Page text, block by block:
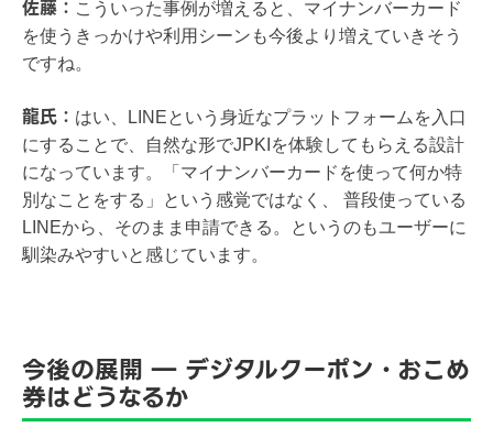
佐藤： こういった事例が増えると、マイナンバーカード
を使うきっかけや利用シーンも今後より増えていきそう
ですね。
龍氏： はい、LINEという身近なプラットフォームを入口
にすることで、自然な形でJPKIを体験してもらえる設計
になっています。「マイナンバーカードを使って何か特
別なことをする」という感覚ではなく、 普段使っている
LINEから、そのまま申請できる。というのもユーザーに
馴染みやすいと感じています。
今後の展開 ― デジタルクーポン・おこめ
券はどうなるか